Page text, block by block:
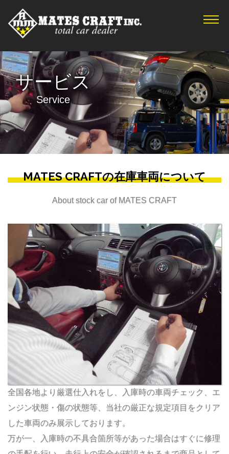
TOP
在庫車情報
サービス
会社概要
アクセス
お問合せ
サービス
Service
MATES CRAFTの在庫車両について
About stock car of MATES CRAFT
全国各地より厳選仕入れをし、入庫時の車両チェック、エ
ンジン状態・傷の状態等、当社の厳正な規定項目をクリア
した車両のみ展示しております。
万が一、入庫時の不具合箇所等があった場合はすぐに修理